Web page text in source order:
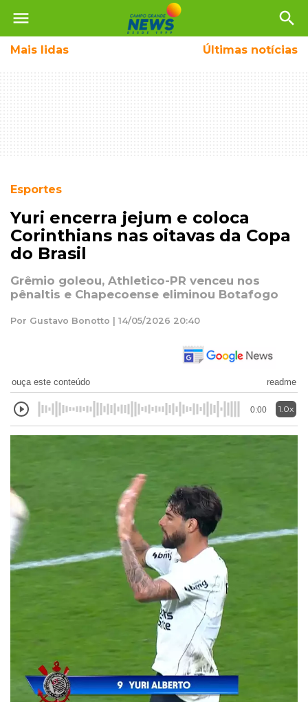
menu search
Mais lidas Últimas notícias
Esportes
Yuri encerra jejum e coloca
Corinthians nas oitavas da Copa
do Brasil
Grêmio goleou, Athletico-PR venceu nos
pênaltis e Chapecoense eliminou Botafogo
Por Gustavo Bonotto | 14/05/2026 20:40
ouça este conteúdo readme
0:00 1.0x